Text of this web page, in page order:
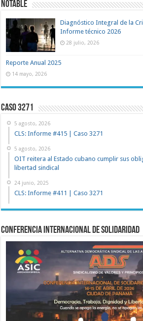
NOTABLE
Diagnóstico Integral de la
Informe técnico 2026
28 julio, 2026
Reporte Anual 2025
14 mayo, 2026
Caso 3271
5 agosto, 2026
CLS: Informe #415 | Caso 3271
5 agosto, 2026
OIT reitera al Estado cubano cumplir sus
libertad sindical
24 junio, 2025
CLS: Informe #411 | Caso 3271
Conferencia Internacional de Solidaridad